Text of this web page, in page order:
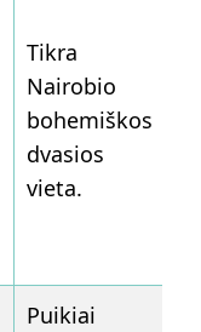
Tikra
Nairobio
bohemiškos
dvasios
vieta.
Puikiai